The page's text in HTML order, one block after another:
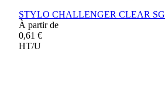
STYLO CHALLENGER CLEAR SG
À partir de
0,61 €
HT/U